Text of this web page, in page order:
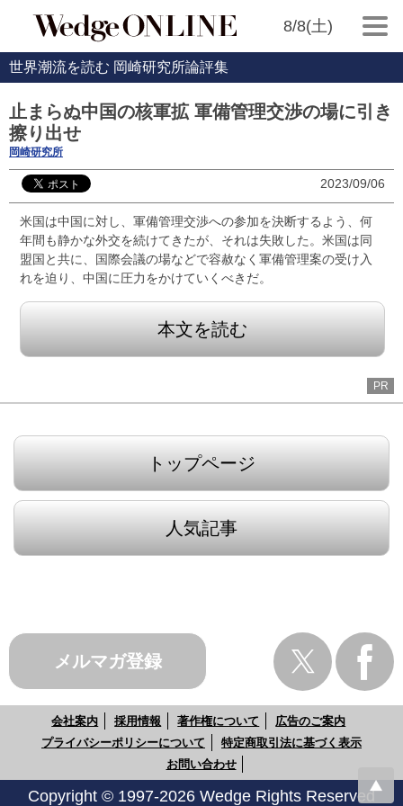
8/8(土)
世界潮流を読む 岡崎研究所論評集
止まらぬ中国の核軍拡 軍備管理交渉の場に引き
擦り出せ
岡崎研究所
2023/09/06
米国は中国に対し、軍備管理交渉への参加を決断するよう、何
年間も静かな外交を続けてきたが、それは失敗した。米国は同
盟国と共に、国際会議の場などで容赦なく軍備管理案の受け入
れを迫り、中国に圧力をかけていくべきだ。
本文を読む
PR
トップページ
人気記事
メルマガ登録
会社案内 採用情報 著作権について
広告のご案内
プライバシーポリシーについて
特定商取引法に基づく表示
お問い合わせ
Copyright © 1997-2026 Wedge Rights Reserved